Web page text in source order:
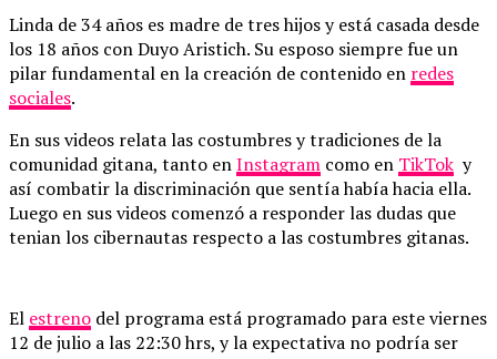
Linda de 34 años es madre de tres hijos y está casada desde
los 18 años con Duyo Aristich. Su esposo siempre fue un
pilar fundamental en la creación de contenido en redes
sociales.
En sus videos relata las costumbres y tradiciones de la
comunidad gitana, tanto enInstagram como en TikTok y
así combatir la discriminación que sentía había hacia ella.
Luego en sus videos comenzó a responder las dudas que
tenian los cibernautas respecto a las costumbres gitanas.
El estreno del programa está programado para este viernes
12 de julio a las 22:30 hrs, y la expectativa no podría ser